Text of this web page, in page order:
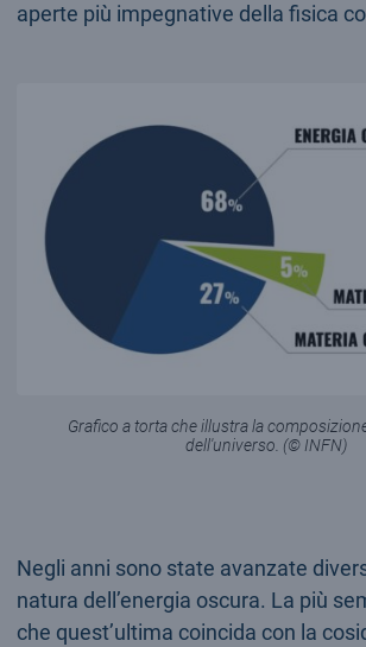
aperte più impegnative della fisica
Grafico a torta che illustra la
dell'universo. (© INFN)
Negli anni sono state avanzate
natura dell’energia oscura. La più
che quest’ultima coincida con la